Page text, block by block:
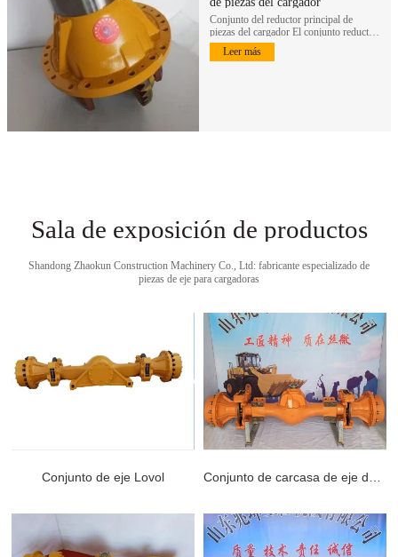
Conjunto del reductor principal de
piezas del cargador El conjunto reductor
principal es un…
Leer más
Sala de exposición de productos
Shandong Zhaokun Construction Machinery Co., Ltd: fabricante especializado de
piezas de eje para cargadoras
Conjunto de eje Lovol
Conjunto de eje Lovol Conjunto de carcasa de eje de 50M